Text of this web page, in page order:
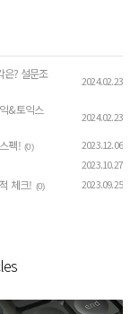
은? 설문조
2024.02.23
&토익스
2024.02.23
펙! (0) 2023.12.06
2023.10.27
체크! (0) 2023.09.25